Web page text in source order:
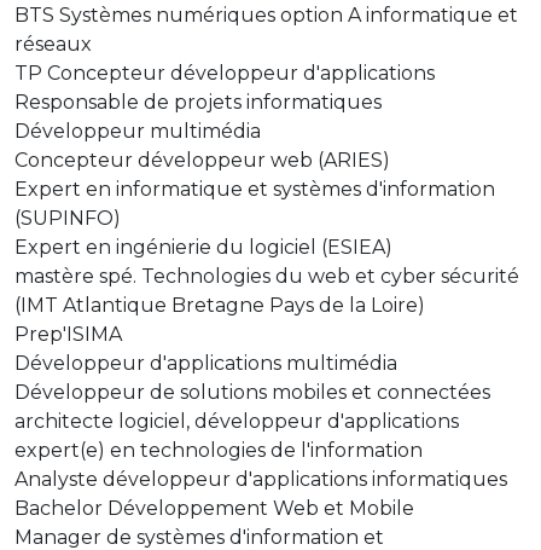
BTS Systèmes numériques option A informatique et
réseaux
TP Concepteur développeur d'applications
Responsable de projets informatiques
Développeur multimédia
Concepteur développeur web (ARIES)
Expert en informatique et systèmes d'information
(SUPINFO)
Expert en ingénierie du logiciel (ESIEA)
mastère spé. Technologies du web et cyber sécurité
(IMT Atlantique Bretagne Pays de la Loire)
Prep'ISIMA
Développeur d'applications multimédia
Développeur de solutions mobiles et connectées
architecte logiciel, développeur d'applications
expert(e) en technologies de l'information
Analyste développeur d'applications informatiques
Bachelor Développement Web et Mobile
Manager de systèmes d'information et